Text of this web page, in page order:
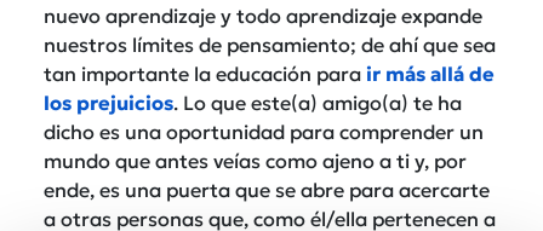
nuevo aprendizaje y todo aprendizaje expande
nuestros límites de pensamiento; de ahí que sea
tan importante la educación para ir más allá de
los prejuicios. Lo que este(a) amigo(a) te ha
dicho es una oportunidad para comprender un
mundo que antes veías como ajeno a ti y, por
ende, es una puerta que se abre para acercarte
a otras personas que, como él/ella pertenecen a